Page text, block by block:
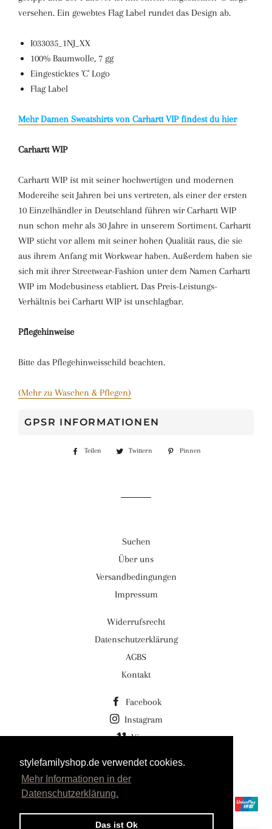
stylefamilyshop.de verwendet cookies.
Mehr Informationen in der
Datenschutzerklärung.
Das ist Ok
versehen. Ein gewebtes Flag Label rundet das Design ab.
I033035_1NJ_XX
100% Baumwolle, 7 gg
Eingesticktes 'C' Logo
Flag Label
Mehr Damen Sweatshirts von Carhartt VIP findest du hier
Carhartt WIP
Carhartt WIP ist mit seiner hochwertigen und modernen
Modereihe seit Jahren bei uns vertreten, als einer der ersten
10 Einzelhändler in Deutschland führen wir Carhartt WIP
nun schon mehr als 30 Jahre in unserem Sortiment. Carhartt
WIP sticht vor allem mit seiner hohen Qualität raus, die sie
aus ihrem Anfang mit Workwear haben. Außerdem haben sie
sich mit ihrer Streetwear-Fashion unter dem Namen Carhartt
WIP im Modebusiness etabliert. Das Preis-Leistungs-
Verhältnis bei Carhartt WIP ist unschlagbar.
Pflegehinweise
Bitte das Pflegehinweisschild beachten.
(Mehr zu Waschen & Pflegen)
GPSR INFORMATIONEN
Teilen
Auf
Twittern
Auf
Pinnen
Suchen
Über uns
Versandbedingungen
Impressum
Widerrufsrecht
Datenschutzerklärung
AGBS
Kontakt
Facebook
Instagram
Vimeo
© 2026,Stylefamilyshop.de Stylefamily GmbH
Powered by Shopify